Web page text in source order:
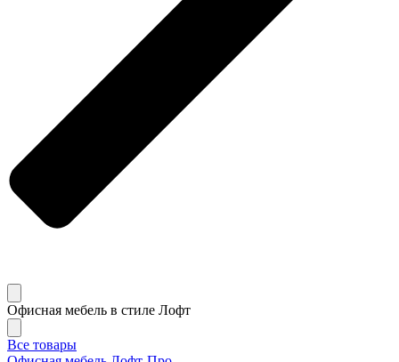
Офисная мебель в стиле Лофт
Все товары